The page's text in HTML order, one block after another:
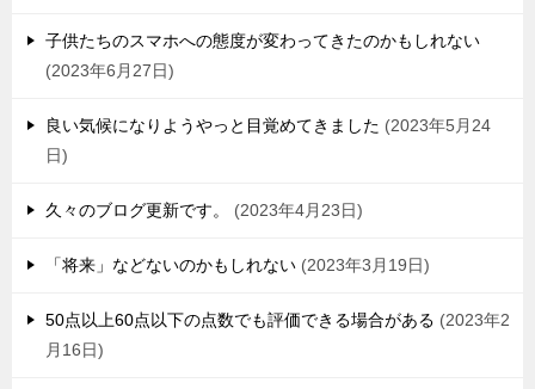
子供たちのスマホへの態度が変わってきたのかもしれない
2023年6月27日
良い気候になりようやっと目覚めてきました
2023年5月24
日
久々のブログ更新です。 2023年4月23日
「将来」などないのかもしれない 2023年3月19日
50点以上60点以下の点数でも評価できる場合がある
2023年2
月16日